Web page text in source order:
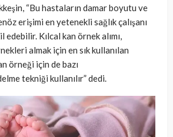
“Bu hastaların damar boyutu ve
erişimi en yetenekli sağlık çalışanı
Kılcal kan örnek alımı,
almak için en sık kullanılan
örneği için de bazı
tekniği kullanılır” dedi.